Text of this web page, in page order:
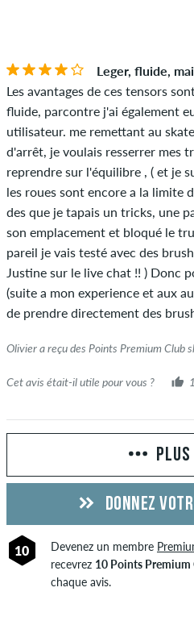
Leger, fluide,
Les avantages de ces tensors
fluide, parcontre j'ai également
utilisateur. me remettant au
d'arrêt, je voulais resserrer mes
reprendre sur l'équilibre , ( et je
les roues sont encore a la limite
des que je tapais un tricks, une
son emplacement et bloqué le
pareil je vais testé avec des
Justine sur le live chat !! ) Donc
(suite a mon experience et aux
de prendre directement des
Olivier a reçu des Points Premium Club
Cet avis était-il utile pour vous ? 1
DONNEZ
10 Devenez un membre
recevrez 10 Points Premium
chaque avis.